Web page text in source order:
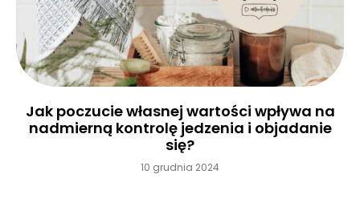
Jak poczucie własnej wartości wpływa na
nadmierną kontrolę jedzenia i objadanie
się?
10 grudnia 2024